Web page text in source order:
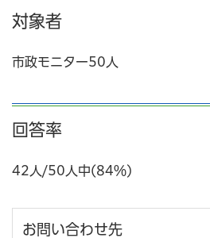
対象者
市政モニター50人
回答率
42人/50人中(84％)
お問い合わせ先